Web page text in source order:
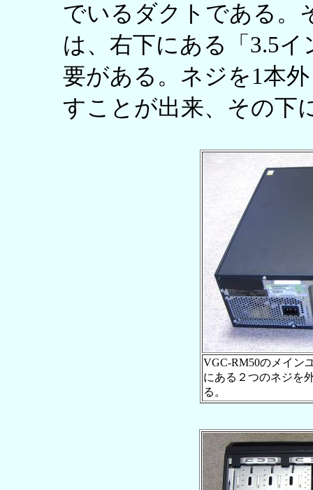
でいるダクトである。
は、右下にある「3.5
要がある。ネジを1本
すことが出来、その下
VGC-RM50のメイン
にある２つのネジを
る。